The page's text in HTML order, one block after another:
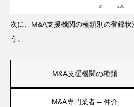
次に、M&A支援機関の種類別の登録
う。
M&A支援機関の種類
M&A専門業者 – 仲介